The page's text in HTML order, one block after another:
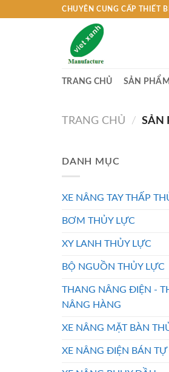
CHUYÊN CUNG CẤP THIẾT
TRANG CHỦ SẢN PHẨM
TRANG CHỦ / SẢN
DANH MỤC
XE NÂNG TAY THẤP
BƠM THỦY LỰC
XY LANH THỦY LỰC
BỘ NGUỒN THỦY LỰC
THANG NÂNG ĐIỆN -
NÂNG HÀNG
XE NÂNG MẶT BÀN
XE NÂNG ĐIỆN BÁN